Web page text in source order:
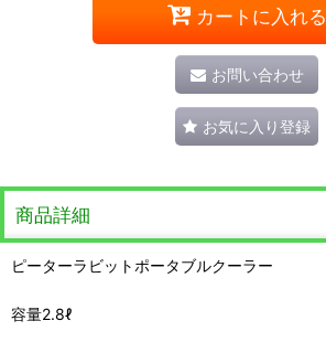
カートに入れる
お問い合わせ
お気に入り登録
商品詳細
ピーターラビットポータブルクーラー
容量2.8ℓ